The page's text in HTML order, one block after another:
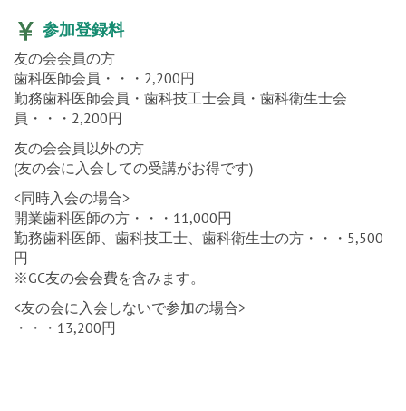
参加登録料
友の会会員の方
歯科医師会員・・・2,200円
勤務歯科医師会員・歯科技工士会員・歯科衛生士会
員・・・2,200円
友の会会員以外の方
(友の会に入会しての受講がお得です)
<同時入会の場合>
開業歯科医師の方・・・11,000円
勤務歯科医師、歯科技工士、歯科衛生士の方・・・5,500
円
※GC友の会会費を含みます。
<友の会に入会しないで参加の場合>
・・・13,200円